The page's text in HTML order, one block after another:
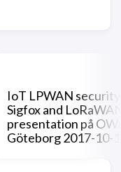
IoT LPWAN
Sigfox and
presentation på
Göteborg 2017-10-